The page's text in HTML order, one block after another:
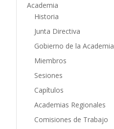
Academia
Historia
Junta Directiva
Gobierno de la Academia
Miembros
Sesiones
Capítulos
Academias Regionales
Comisiones de Trabajo